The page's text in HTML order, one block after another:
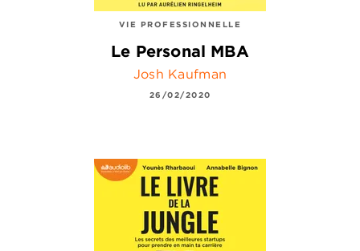
VIE PROFESSIONNELLE
Le Personal MBA
Josh Kaufman
26/02/2020